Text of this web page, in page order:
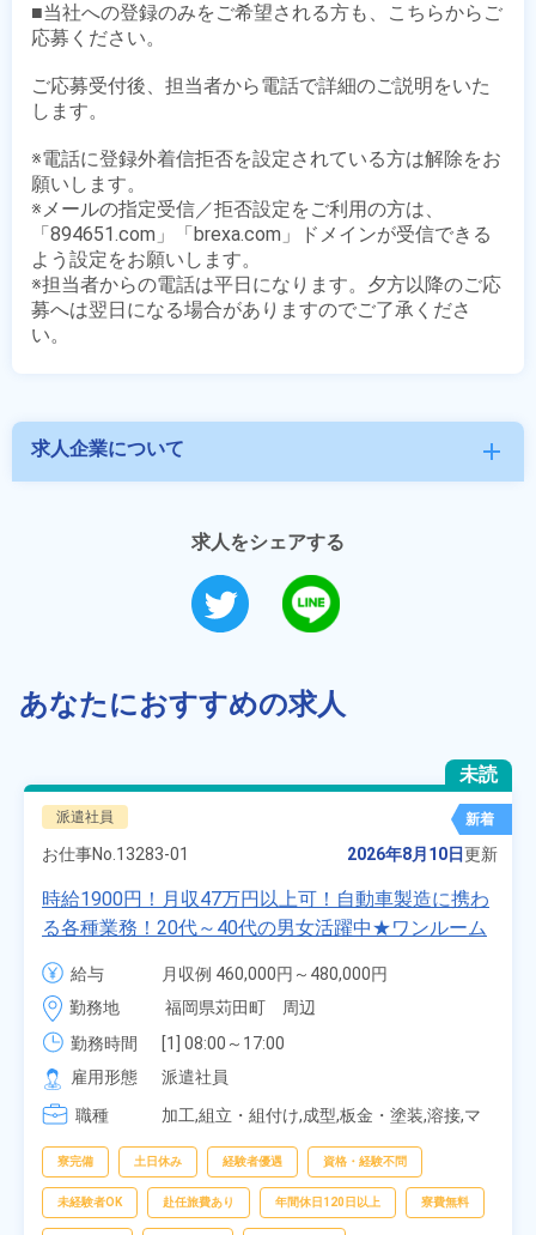
■当社への登録のみをご希望される方も、こちらからご
応募ください。
ご応募受付後、担当者から電話で詳細のご説明をいた
します。
※電話に登録外着信拒否を設定されている方は解除をお
願いします。
※メールの指定受信／拒否設定をご利用の方は、
「894651.com」「brexa.com」ドメインが受信できる
よう設定をお願いします。
※担当者からの電話は平日になります。夕方以降のご応
募へは翌日になる場合がありますのでご了承くださ
求人企業について add
求人をシェアする
あなたにおすすめの求人
未読
派遣社員 新着
お仕事No. 13283-01 2026年8月10日更新
時給1900円！月収47万円以上可！自動車製造に携わ
る各種業務！20代～40代の男女活躍中★ワンルーム
寮無料！マイカー通勤OK！無料駐車場あり！赴任旅
費会社負担！社員食堂あり！日払いあり！土日休
み！特別賞与90万円支給！《福岡県京都郡苅田町》
給与
月収例 460,000円～480,000円
時給 1,900円～1,900円
勤務地
福岡県苅田町　周辺
勤務時間
[1] 08:00～17:00
[2] 20:00～05:00
[3] 06:30～15:00
[4] 14:30～23:00
雇用形態
派遣社員
職種
加工,組立・組付け,成型,板金・塗装,溶接,マ
査,物流・配送
寮完備 土日休み 経験者優遇 資格・経験不問
未経験者OK 赴任旅費あり 年間休日120日以上 寮費無料